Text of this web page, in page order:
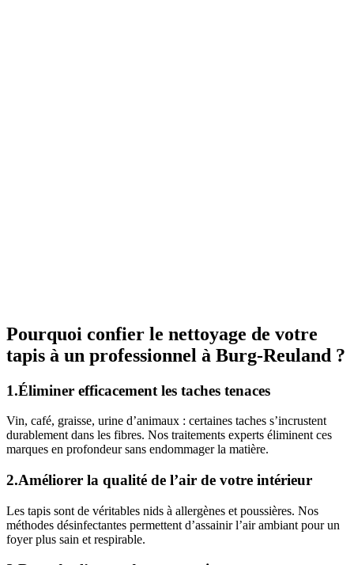
Pourquoi confier le nettoyage de votre
tapis à un professionnel à Burg-Reuland ?
1.Éliminer efficacement les taches tenaces
Vin, café, graisse, urine d’animaux : certaines taches s’incrustent
durablement dans les fibres. Nos traitements experts éliminent ces
marques en profondeur sans endommager la matière.
2.Améliorer la qualité de l’air de votre intérieur
Les tapis sont de véritables nids à allergènes et poussières. Nos
méthodes désinfectantes permettent d’assainir l’air ambiant pour un
foyer plus sain et respirable.